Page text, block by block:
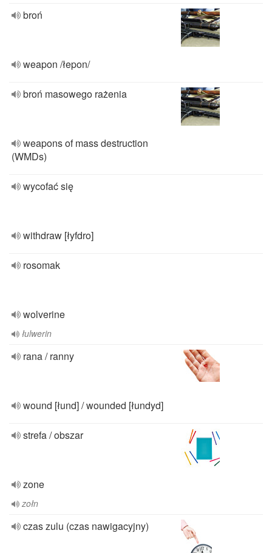
broń
weapon /łepon/
broń masowego rażenia
weapons of mass destruction
(WMDs)
wycofać się
withdraw [łyfdro]
rosomak
wolverine
łulwerin
rana / ranny
wound [łund] / wounded [łundyd]
strefa / obszar
zone
zołn
czas zulu (czas nawigacyjny)